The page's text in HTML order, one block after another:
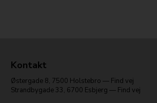
Kontakt
Østergade 8, 7500 Holstebro — Find vej
Strandbygade 33, 6700 Esbjerg — Find vej